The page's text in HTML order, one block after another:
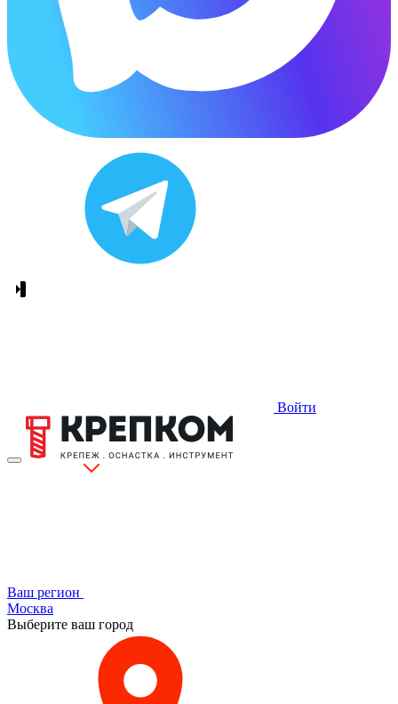
Войти
Ваш регион
Москва
Выберите ваш город